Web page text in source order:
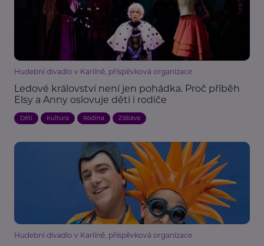
Hudební divadlo v Karlíně, příspěvková organizace
Ledové království není jen pohádka. Proč příběh
Elsy a Anny oslovuje děti i rodiče
Děti Kultura Rodina Zábava
Hudební divadlo v Karlíně, příspěvková organizace